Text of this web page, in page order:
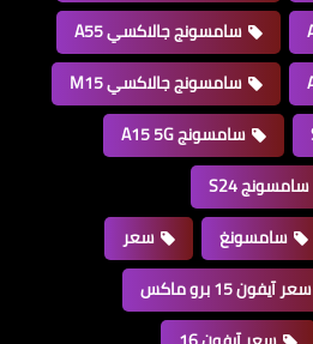
سامسونج جالاكسي A55
سامسونج جالاكسي M15
سامسونج A15 5G
سامسونج S24
سامسونغ
سعر
سعر آيفون 15 برو ماكس